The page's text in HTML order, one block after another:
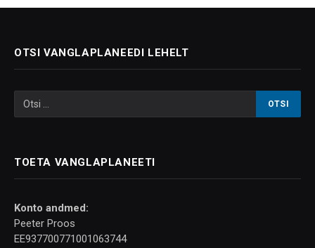
OTSI VANGLAPLANEEDI LEHELT
TOETA VANGLAPLANEETI
Konto andmed:
Peeter Proos
EE937700771001063744